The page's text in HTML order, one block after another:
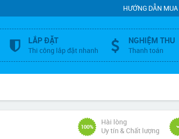
HƯỚNG DẪN
LẮP ĐẶT
Thi công lắp đặt nhanh
NGHIỆM THU
Thanh toán
100%
Hài lòng
Uy tín & Chất lượng